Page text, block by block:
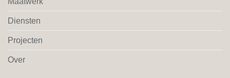
Diensten
Projecten
Over